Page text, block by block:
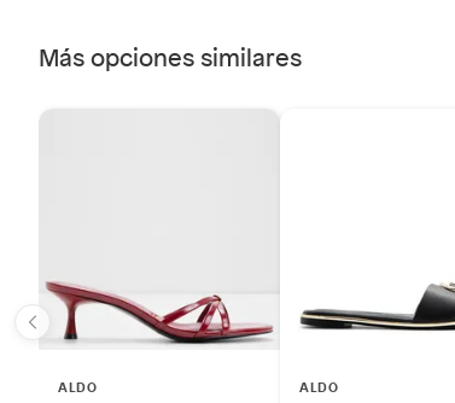
Más opciones similares
ALDO ALDO